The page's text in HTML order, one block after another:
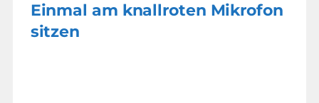
Einmal am knallroten Mikrofon
sitzen